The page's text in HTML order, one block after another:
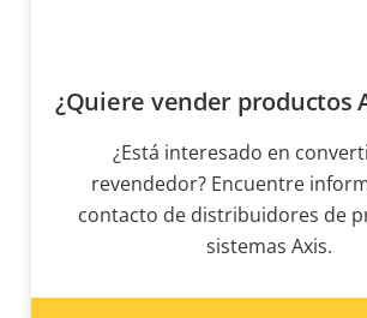
¿Quiere vender productos
¿Está interesado en
revendedor? Encuentre
contacto de distribuidores de
sistemas Axis.